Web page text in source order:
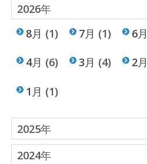
2026年
8月 (1) 7月 (1) 6月
4月 (6) 3月 (4) 2月
1月 (1)
2025年
2024年